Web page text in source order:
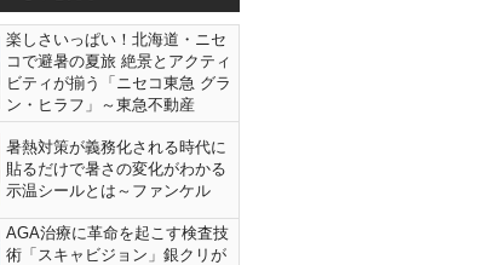
楽しさいっぱい！北海道・ニセ
コで避暑の夏旅 絶景とアクティ
ビティが揃う「ニセコ東急 グラ
ン・ヒラフ」～東急不動産
暑熱対策が義務化される時代に
貼るだけで暑さの変化がわかる
示温シールとは～ファンケル
AGA治療に革命を起こす検査技
術「スキャビジョン」銀クリが